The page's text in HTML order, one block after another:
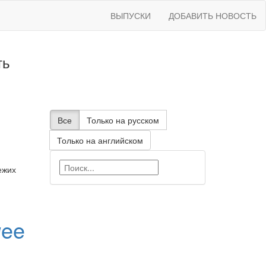
ВЫПУСКИ ДОБАВИТЬ НОВОСТЬ
Все
Только на русском
Только на английском